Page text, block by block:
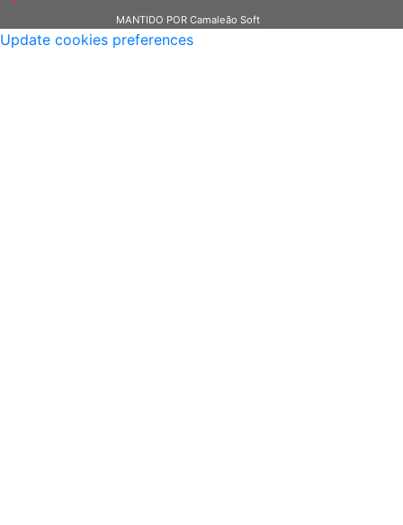
MANTIDO POR Camaleão Soft
Update cookies preferences